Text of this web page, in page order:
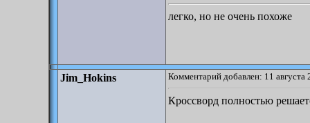
легко, но не очень похоже
Jim_Hokins Комментарий добавлен: 11 августа
Кроссворд полностью